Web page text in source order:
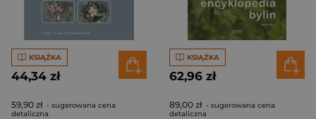
KSIĄŻKA
44,34 zł
59,90 zł - sugerowana cena
detaliczna
KSIĄŻKA
62,96 zł
89,00 zł - sugerowana cena
detaliczna